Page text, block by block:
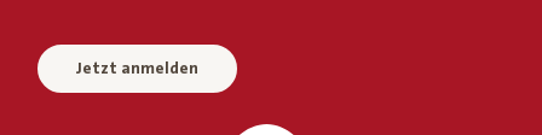
Jetzt anmelden